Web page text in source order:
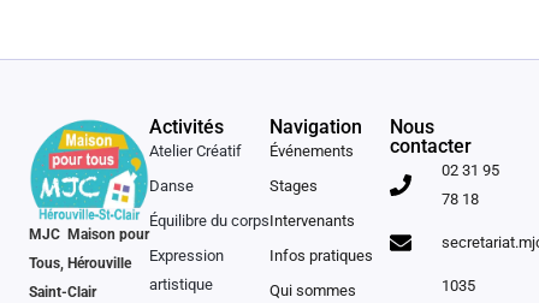
MJC Maison pour
Tous, Hérouville
Saint-Clair
Activités
Atelier Créatif
Danse
Équilibre du corps
Expression
artistique
Navigation
Événements
Stages
Intervenants
Infos pratiques
Qui sommes
Nous
contacter
02 31 95
78 18
1035